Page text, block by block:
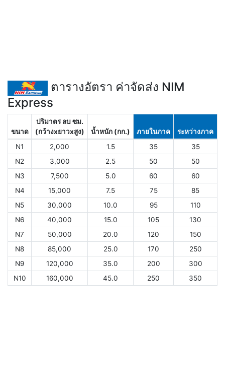
ตารางอัตรา ค่าจัดส่ง NIM
Express
ขนาด
ปริมาตร ลบ ซม.
(กว้างxยาวxสูง)
น้ำหนัก (กก.) ภายในภาค
ระหว่างภาค
N1
2,000 1.5 35
35
N2
3,000 2.5 50
50
N3
7,500 5.0 60
60
N4
15,000 7.5 75
85
N5
30,000 10.0 95
110
N6
40,000 15.0 105
130
N7
50,000 20.0 120
150
N8
85,000 25.0 170
250
N9
120,000 35.0 200
300
N10
160,000 45.0 250 350